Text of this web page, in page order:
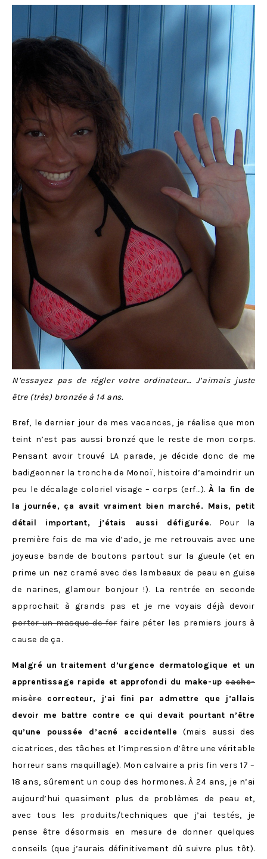
N’essayez pas de régler votre ordinateur… J’aimais juste
être (très) bronzée à 14 ans.
Bref, le dernier jour de mes vacances, je réalise que mon
teint n’est pas aussi bronzé que le reste de mon corps.
Pensant avoir trouvé LA parade, je décide donc de me
badigeonner la tronche de Monoï, histoire d’amoindrir un
peu le décalage coloriel visage – corps (erf…). À la fin de
la journée, ça avait vraiment bien marché. Mais, petit
détail important, j’étais aussi défigurée. Pour la
première fois de ma vie d’ado, je me retrouvais avec une
joyeuse bande de boutons partout sur la gueule (et en
prime un nez cramé avec des lambeaux de peau en guise
de narines, glamour bonjour !). La rentrée en seconde
approchait à grands pas et je me voyais déjà devoir
porter un masque de ferfaire péter les premiers jours à
cause de ça.
Malgré un traitement d’urgence dermatologique et un
apprentissage rapide et approfondi du make-upcache-
misèrecorrecteur, j’ai fini par admettre que j’allais
devoir me battre contre ce qui devait pourtant n’être
qu’une poussée d’acné accidentelle (mais aussi des
cicatrices, des tâches et l’impression d’être une véritable
horreur sans maquillage). Mon calvaire a pris fin vers 17 –
18 ans, sûrement un coup des hormones. À 24 ans, je n’ai
aujourd’hui quasiment plus de problèmes de peau et,
avec tous les produits/techniques que j’ai testés, je
pense être désormais en mesure de donner quelques
conseils (que j’aurais définitivement dû suivre plus tôt).